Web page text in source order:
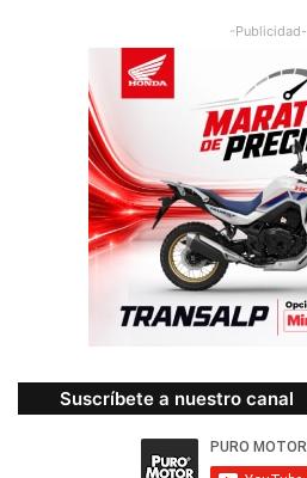
-Publicidad-
Suscríbete a nuestro canal